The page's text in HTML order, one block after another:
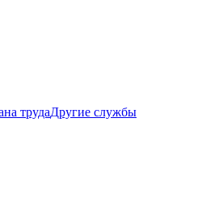
трудаДругие службы